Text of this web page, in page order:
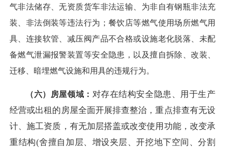
气非法储存、无资质货车非法运输、为非自有钢瓶非法充
装、非法倒装等违法行为；餐饮店等燃气使用场所燃气用
具、连接软管、减压阀产品不合格或设施老化脱落、未配
备燃气泄漏报警装置等安全隐患，以及擅自拆除、改装、
迁移、暗埋燃气设施和用具的违规行为。
（六）房屋领域： 对存在结构安全隐患、用于生产
经营或出租的房屋全面开展排查整治，重点排查有无设
计、施工资质，有无加层搭盖或改变使用功能，改变承
重结构(舍擅自加层、增设夹层、开挖地下空间、分割